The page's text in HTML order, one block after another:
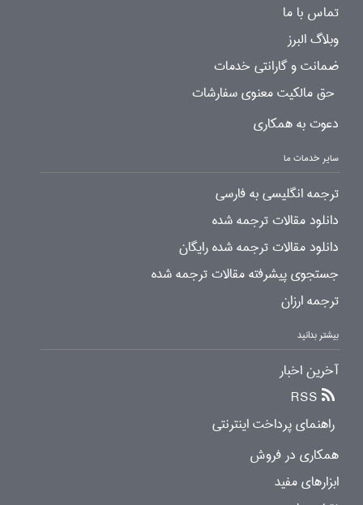
تماس با ما
وبلاگ البرز
ضمانت و گارانتی خدمات
حق مالکیت معنوی سفارشات
دعوت به همکاری
سایر خدمات ما
ترجمه انگلیسی به فارسی
دانلود مقالات ترجمه شده
دانلود مقالات ترجمه شده رایگان
جستجوی پیشرفته مقالات ترجمه شده
ترجمه ارزان
بیشتر بدانید
آخرین اخبار
RSS
راهنمای پرداخت اینترنتی
همکاری در فروش
ابزارهای مفید